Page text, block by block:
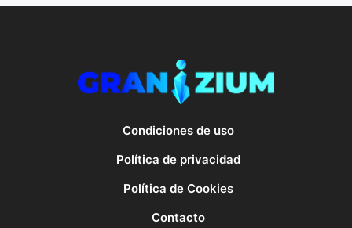
Condiciones de uso
Política de privacidad
Política de Cookies
Contacto